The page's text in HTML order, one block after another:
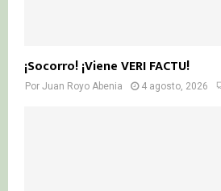
¡Socorro! ¡Viene VERI FACTU!
Por Juan Royo Abenia 4 agosto, 2026